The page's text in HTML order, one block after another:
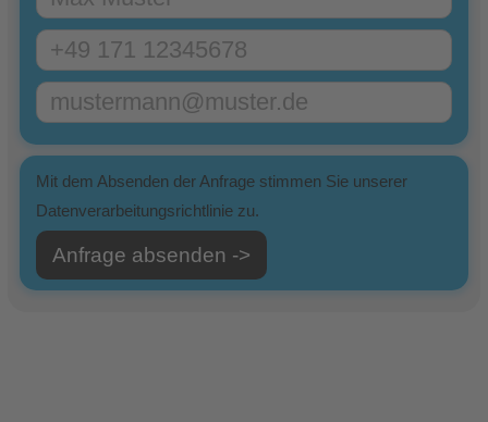
Mit dem Absenden der Anfrage stimmen Sie unserer
Datenverarbeitungsrichtlinie zu.